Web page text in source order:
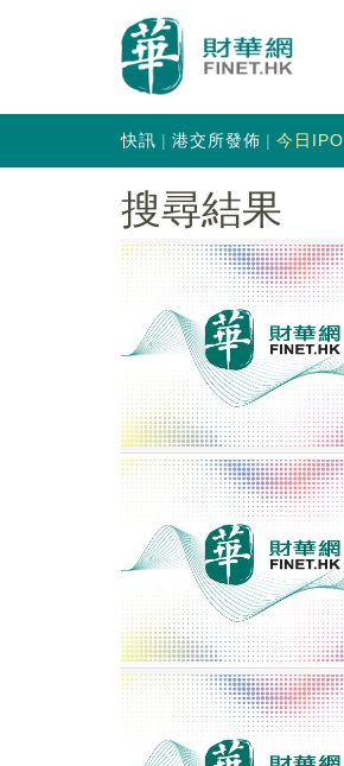
快訊 港交所發佈 今日IPO
搜尋結果